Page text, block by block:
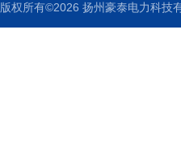
版权所有©2026 扬州豪泰电力科技